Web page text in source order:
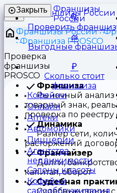
Франшизы
России
Закрыть
Проверить
Выгодные
Сколько стоит
франшиза
Кофейни
Онлайн
Аптеки
Автомойки
Пиццерии
Агентства
недвижимости
Салоны красоты
Кофейни
самообслуживания
Франшизы России
Франшиза PROSCO
Проверка
франшизы
PROSCO
Франшиза
Рыночный анализ
товарный знак,
проверка по
Динамика
Размер сети,
расторжений
Франчайзер
Долги,
капитал, оборот
Судебная